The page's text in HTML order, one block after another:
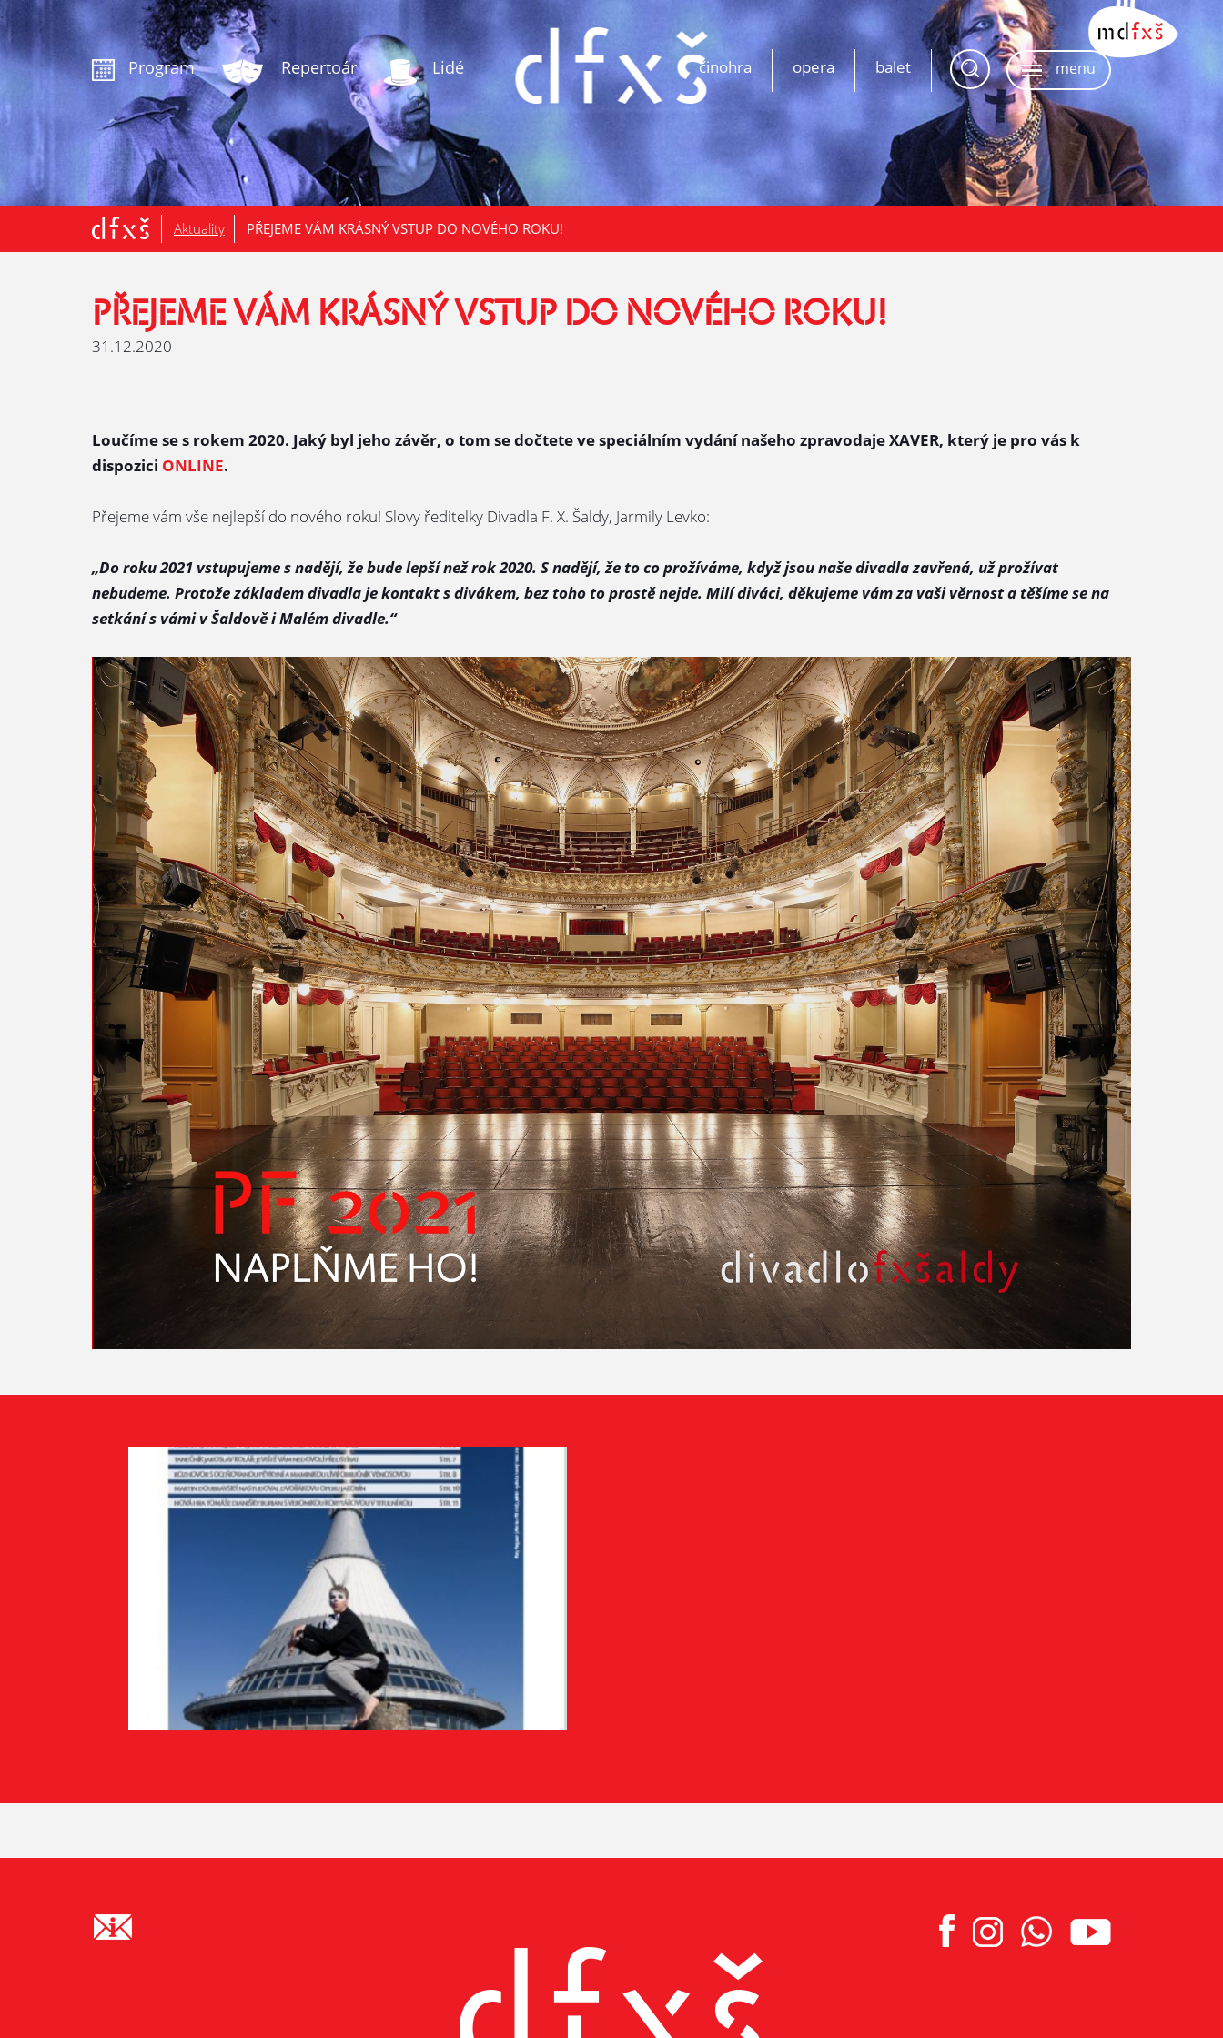
Program Repertoár Lidé menu
balet
opera
činohra
.
Aktuality PŘEJEME VÁM KRÁSNÝ VSTUP DO NOVÉHO ROKU!
PŘEJEME VÁM KRÁSNÝ VSTUP DO NOVÉHO ROKU!
31.12.2020
Loučíme se s rokem 2020. Jaký byl jeho závěr, o tom se dočtete ve speciálním vydání našeho zpravodaje XAVER, který je pro vás k
dispozici ONLINE.
Přejeme vám vše nejlepší do nového roku! Slovy ředitelky Divadla F. X. Šaldy, Jarmily Levko:
„Do roku 2021 vstupujeme s nadějí, že bude lepší než rok 2020. S nadějí, že to co prožíváme, když jsou naše divadla zavřená, už prožívat
nebudeme. Protože základem divadla je kontakt s divákem, bez toho to prostě nejde. Milí diváci, děkujeme vám za vaši věrnost a těšíme se na
setkání s vámi v Šaldově i Malém divadle.“